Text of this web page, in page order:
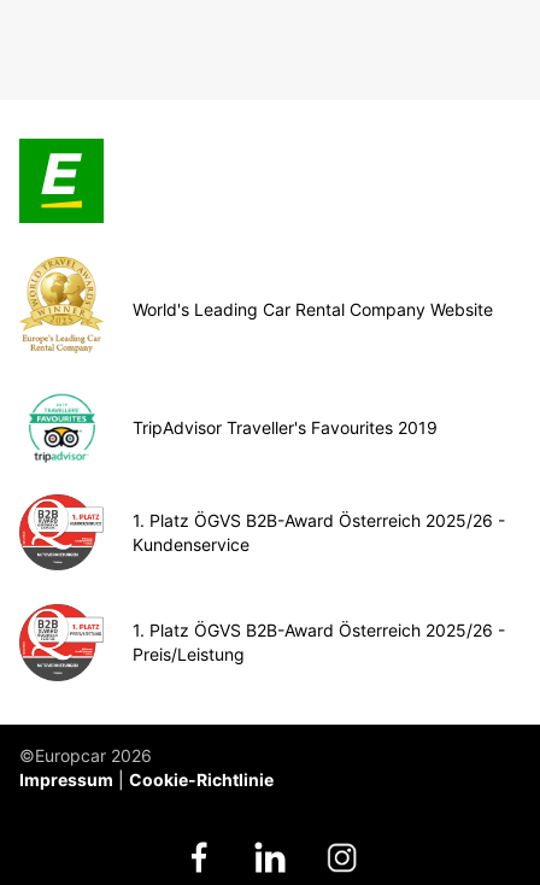
World's Leading Car Rental Company Website
TripAdvisor Traveller's Favourites 2019
1. Platz ÖGVS B2B-Award Österreich 2025/26 -
Kundenservice
1. Platz ÖGVS B2B-Award Österreich 2025/26 -
Preis/Leistung
©Europcar 2026
Impressum
Cookie-Richtlinie